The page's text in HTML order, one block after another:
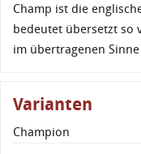
Champ ist die
bedeutet übersetzt so
im übertragenen
Varianten
Champion